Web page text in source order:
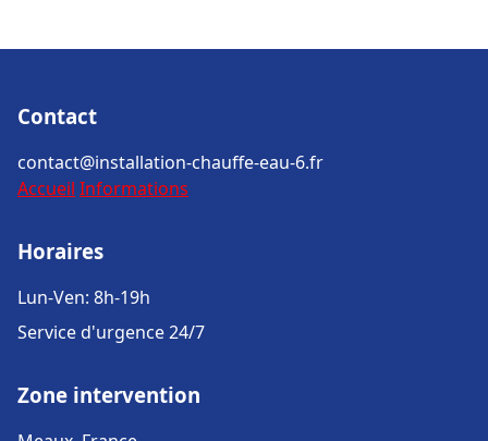
Contact
contact@installation-chauffe-eau-6.fr
Accueil Informations
Horaires
Lun-Ven: 8h-19h
Service d'urgence 24/7
Zone intervention